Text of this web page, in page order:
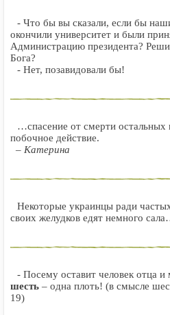
- Что бы вы сказали, если бы
окончили университет и были
Администрацию президента?
Бога?
- Нет, позавидовали бы!
…спасение от смерти остальных
побочное действие.
– Катерина
Некоторые украинцы ради
своих желудков едят немного
- Посему оставит человек отца и
шесть – одна плоть! (в смысле
19)